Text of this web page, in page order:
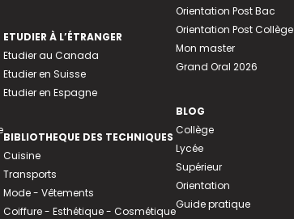
ETUDIER À L’ÉTRANGER
Etudier au Canada
Etudier en Suisse
Etudier en Espagne
BIBLIOTHEQUE DES TECHNIQUES
Cuisine
Transports
Mode - Vêtements
Coiffure - Esthétique - Cosmétique
Orientation Post Bac
Orientation Post Collège
Mon master
Grand Oral 2026
BLOG
Collège
Lycée
Supérieur
Orientation
Guide pratique